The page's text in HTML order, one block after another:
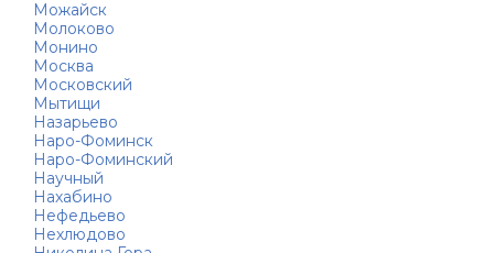
Можайск
Молоково
Монино
Москва
Московский
Мытищи
Назарьево
Наро-Фоминск
Наро-Фоминский
Научный
Нахабино
Нефедьево
Нехлюдово